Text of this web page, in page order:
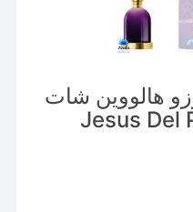
هالووین شات
| Jesus